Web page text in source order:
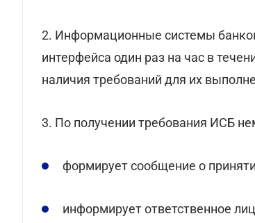
2. Информационные системы
интерфейса один раз на час в
наличия требований для их
3. По получении требования ИСБ
формирует сообщение о
информирует ответственное